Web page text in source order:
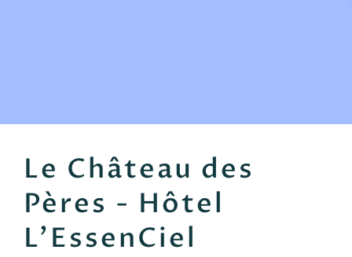
Le Château des
Pères - Hôtel
L'EssenCiel